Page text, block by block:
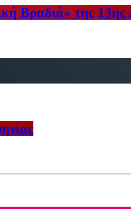
Βραδιά» της 13ης